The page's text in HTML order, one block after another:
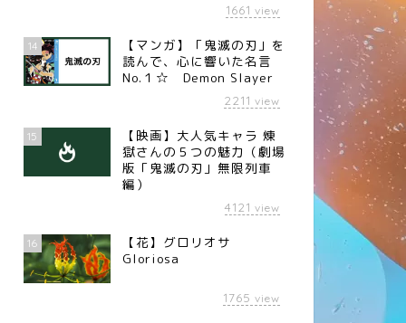
1661 view
14
【マンガ】「鬼滅の刃」を
読んで、心に響いた名言
No.１☆ Demon Slayer
2211 view
15
【映画】大人気キャラ 煉󠄁
獄さんの５つの魅力（劇場
版「鬼滅の刃」無限列車
編）
4121 view
16
【花】グロリオサ
Gloriosa
1765 view